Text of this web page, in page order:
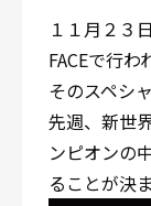
〒192-
営業時間：
１１月２３
FACEで行わ
そのスペシ
先週、新世
ンピオンの
ることが決